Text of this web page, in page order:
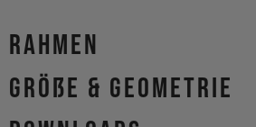
Rahmen
Größe & Geometrie